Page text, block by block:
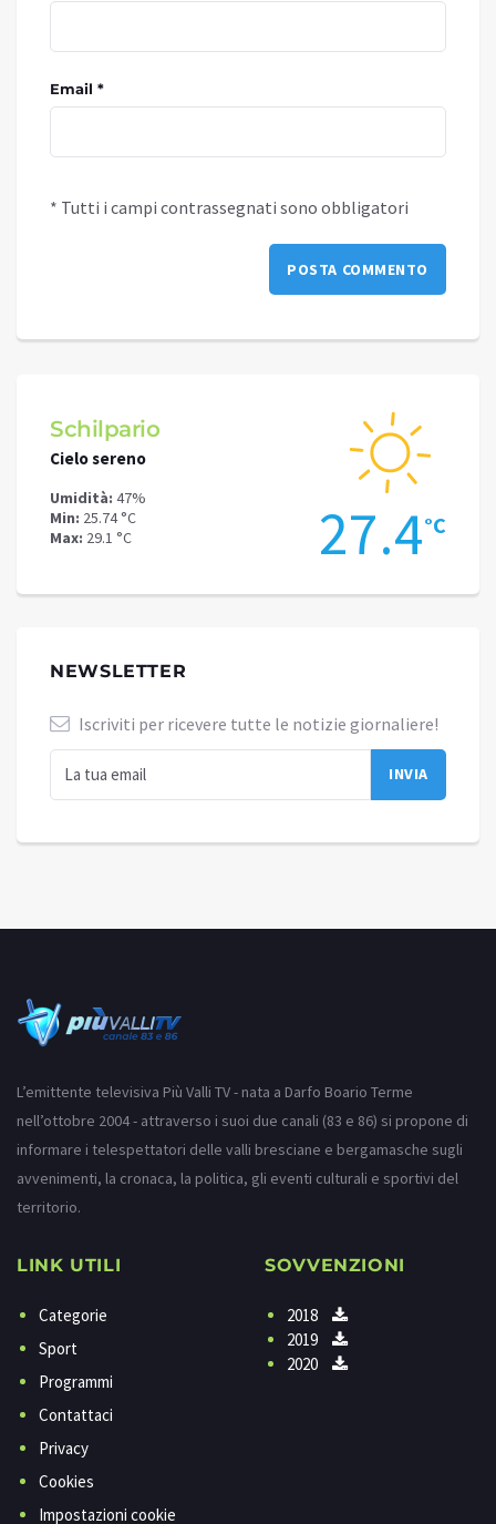
Email *
* Tutti i campi contrassegnati sono obbligatori
Schilpario
Cielo sereno
Umidità: 47%
Min: 25.74 °C
Max: 29.1 °C 27.4°C
NEWSLETTER
Iscriviti per ricevere tutte le notizie giornaliere!
L’emittente televisiva Più Valli TV - nata a Darfo Boario Terme
nell’ottobre 2004 - attraverso i suoi due canali (83 e 86) si propone di
informare i telespettatori delle valli bresciane e bergamasche sugli
avvenimenti, la cronaca, la politica, gli eventi culturali e sportivi del
territorio.
LINK UTILI
Categorie
Sport
Programmi
Contattaci
Privacy
Cookies
Impostazioni cookie
SOVVENZIONI
2018
2019
2020